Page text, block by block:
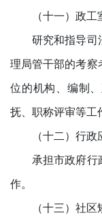
（十一）政工
研究和指导司法
理局管干部的考察
位的机构、编制
抚、职称评审等工
（十二）行政
承担市政府行政
作。
（十三）社区